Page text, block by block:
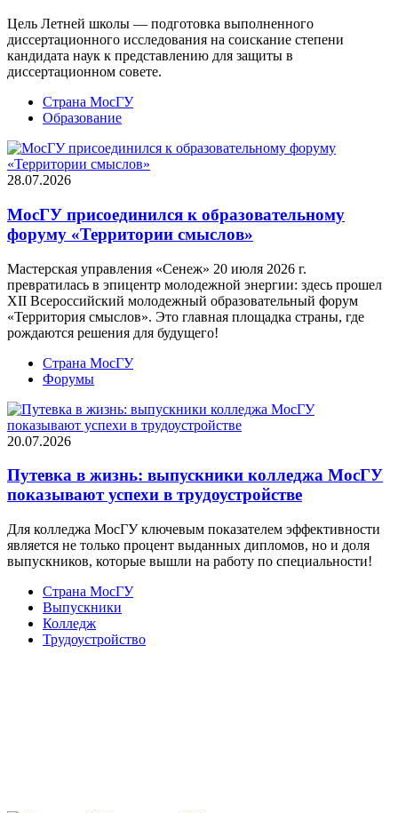
Цель Летней школы — подготовка выполненного
диссертационного исследования на соискание степени
кандидата наук к представлению для защиты в
диссертационном совете.
Страна МосГУ
Образование
28.07.2026
МосГУ присоединился к образовательному
форуму «Территории смыслов»
Мастерская управления «Сенеж» 20 июля 2026 г.
превратилась в эпицентр молодежной энергии: здесь прошел
XII Всероссийский молодежный образовательный форум
«Территория смыслов». Это главная площадка страны, где
рождаются решения для будущего!
Страна МосГУ
Форумы
20.07.2026
Путевка в жизнь: выпускники колледжа МосГУ
показывают успехи в трудоустройстве
Для колледжа МосГУ ключевым показателем эффективности
является не только процент выданных дипломов, но и доля
выпускников, которые вышли на работу по специальности!
Страна МосГУ
Выпускники
Колледж
Трудоустройство